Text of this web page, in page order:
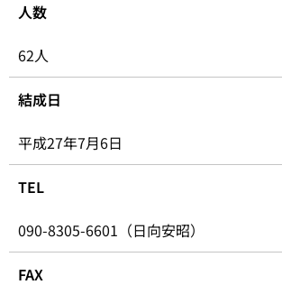
人数
62人
結成日
平成27年7月6日
TEL
090-8305-6601（日向安昭）
FAX